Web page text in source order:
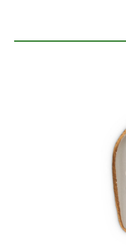
El cojín del
vegetal
el dolor del
Contiene